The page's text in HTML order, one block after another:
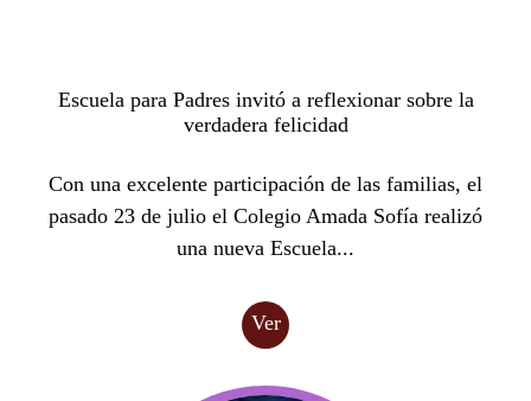
Escuela para Padres invitó a reflexionar sobre la
verdadera felicidad
Con una excelente participación de las familias, el
pasado 23 de julio el Colegio Amada Sofía realizó
una nueva Escuela...
Ver